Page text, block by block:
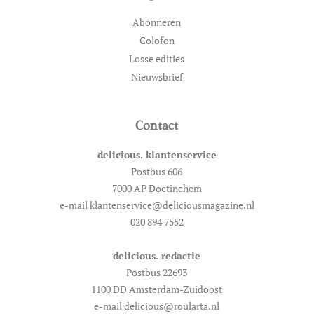
Abonneren
Colofon
Losse edities
Nieuwsbrief
Contact
delicious. klantenservice
Postbus 606
7000 AP Doetinchem
e-mail klantenservice@deliciousmagazine.nl
020 894 7552
delicious. redactie
Postbus 22693
1100 DD Amsterdam-Zuidoost
e-mail delicious@roularta.nl